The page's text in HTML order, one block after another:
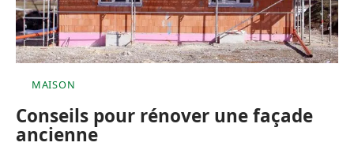
MAISON
Conseils pour rénover une façade
ancienne